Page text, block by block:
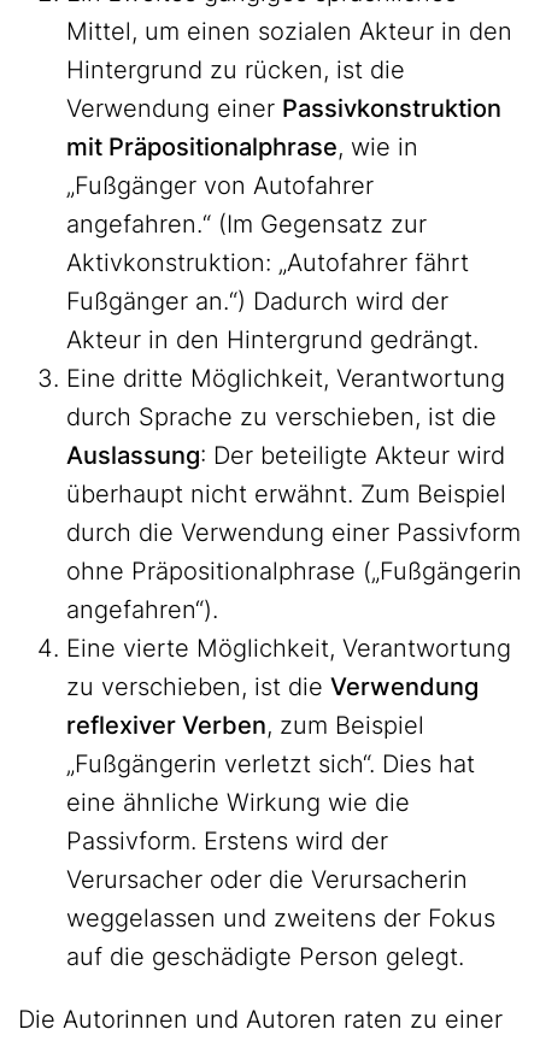
Mittel, um einen sozialen Akteur in den
Hintergrund zu rücken, ist die
Verwendung einer Passivkonstruktion
mit Präpositionalphrase, wie in
„Fußgänger von Autofahrer
angefahren.“ (Im Gegensatz zur
Aktivkonstruktion: „Autofahrer fährt
Fußgänger an.“) Dadurch wird der
Akteur in den Hintergrund gedrängt.
Eine dritte Möglichkeit, Verantwortung
durch Sprache zu verschieben, ist die
Auslassung: Der beteiligte Akteur wird
überhaupt nicht erwähnt. Zum Beispiel
durch die Verwendung einer Passivform
ohne Präpositionalphrase („Fußgängerin
angefahren“).
Eine vierte Möglichkeit, Verantwortung
zu verschieben, ist die Verwendung
reflexiver Verben, zum Beispiel
„Fußgängerin verletzt sich“. Dies hat
eine ähnliche Wirkung wie die
Passivform. Erstens wird der
Verursacher oder die Verursacherin
weggelassen und zweitens der Fokus
auf die geschädigte Person gelegt.
Die Autorinnen und Autoren raten zu einer